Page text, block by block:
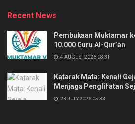
Recent News
Pembukaan Muktamar
10.000 Guru Al-Qur’an
4 AUGUST 2026 08:31
Katarak Mata: Kenali
Menjaga Penglihatan
23 JULY 2026 05:33